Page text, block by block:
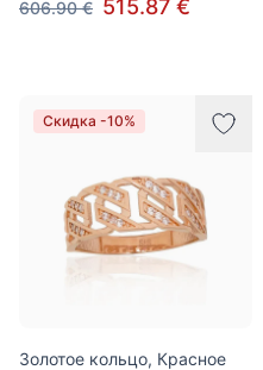
606.90 € 515.87 €
Скидка -10%
Золотое кольцо, Красное